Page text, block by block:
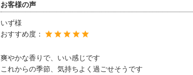
お客様の声
いず様
おすすめ度：
爽やかな香りで、いい感じです
これからの季節、気持ちよく過ごせそうです